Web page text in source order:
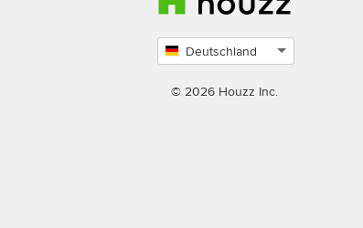
Deutschland
auswählen
© 2026 Houzz Inc.